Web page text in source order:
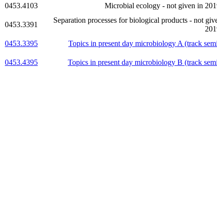
0453.4103
Microbial ecology - not given in
0453.3391
Separation processes for biological products - not
0453.3395
Topics in present day microbiology A (track
0453.4395 Topics in present day microbiology B (track